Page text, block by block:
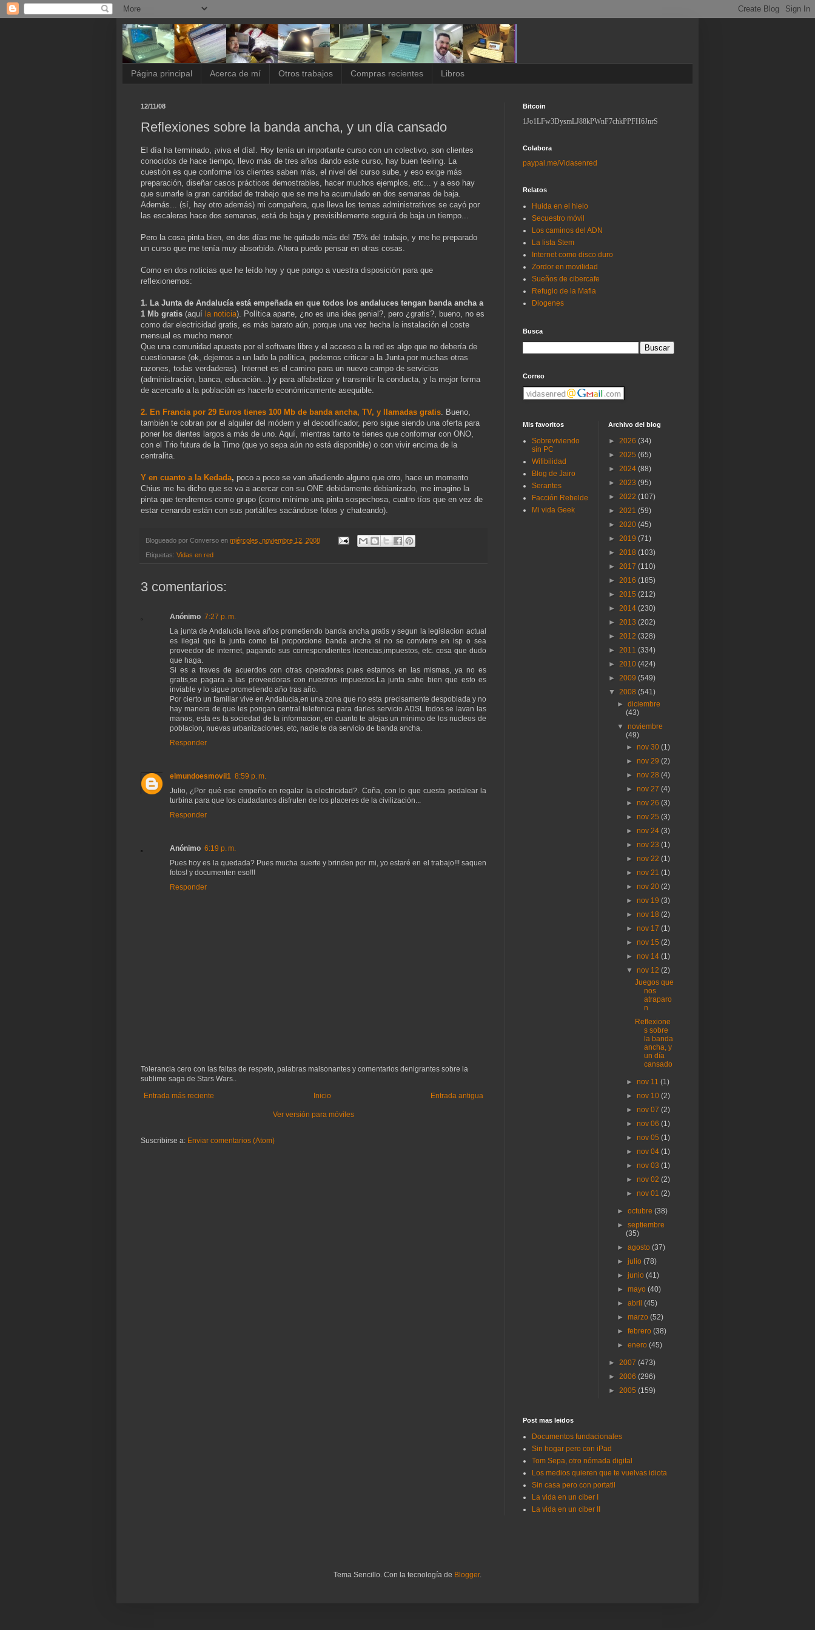
Página principal Acerca de mí Otros trabajos Compras recientes Libros
12/11/08
Reflexiones sobre la banda ancha, y un día cansado
El día ha terminado, ¡viva el día!. Hoy tenía un importante curso con un colectivo, son clientes
conocidos de hace tiempo, llevo más de tres años dando este curso, hay buen feeling. La
cuestión es que conforme los clientes saben más, el nivel del curso sube, y eso exige más
preparación, diseñar casos prácticos demostrables, hacer muchos ejemplos, etc... y a eso hay
que sumarle la gran cantidad de trabajo que se me ha acumulado en dos semanas de baja.
Además... (sí, hay otro además) mi compañera, que lleva los temas administrativos se cayó por
las escaleras hace dos semanas, está de baja y previsiblemente seguirá de baja un tiempo...
Pero la cosa pinta bien, en dos días me he quitado más del 75% del trabajo, y me he preparado
un curso que me tenía muy absorbido. Ahora puedo pensar en otras cosas.
Como en dos noticias que he leído hoy y que pongo a vuestra disposición para que
reflexionemos:
1. La Junta de Andalucía está empeñada en que todos los andaluces tengan banda ancha a
1 Mb gratis (aquí la noticia). Política aparte, ¿no es una idea genial?, pero ¿gratis?, bueno, no es
como dar electricidad gratis, es más barato aún, porque una vez hecha la instalación el coste
mensual es mucho menor.
Que una comunidad apueste por el software libre y el acceso a la red es algo que no debería de
cuestionarse (ok, dejemos a un lado la política, podemos criticar a la Junta por muchas otras
razones, todas verdaderas). Internet es el camino para un nuevo campo de servicios
(administración, banca, educación...) y para alfabetizar y transmitir la conducta, y la mejor forma
de acercarlo a la población es hacerlo económicamente asequible.
2. En Francia por 29 Euros tienes 100 Mb de banda ancha, TV, y llamadas gratis. Bueno,
también te cobran por el alquiler del módem y el decodificador, pero sigue siendo una oferta para
poner los dientes largos a más de uno. Aquí, mientras tanto te tienes que conformar con ONO,
con el Trio futura de la Timo (que yo sepa aún no está disponible) o con vivir encima de la
centralita.
Y en cuanto a la Kedada, poco a poco se van añadiendo alguno que otro, hace un momento
Chius me ha dicho que se va a acercar con su ONE debidamente debianizado, me imagino la
pinta que tendremos como grupo (como mínimo una pinta sospechosa, cuatro tíos que en vez de
estar cenando están con sus portátiles sacándose fotos y chateando).
Blogueado por Converso en miércoles, noviembre 12, 2008
Etiquetas: Vidas en red
3 comentarios:
Anónimo 7:27 p. m.
La junta de Andalucia lleva años prometiendo banda ancha gratis y segun la legislacion actual
es ilegal que la junta como tal proporcione banda ancha si no se convierte en isp o sea
proveedor de internet, pagando sus correspondientes licencias,impuestos, etc. cosa que dudo
que haga.
Si es a traves de acuerdos con otras operadoras pues estamos en las mismas, ya no es
gratis,se pagara a las proveedoras con nuestros impuestos.La junta sabe bien que esto es
inviable y lo sigue prometiendo año tras año.
Por cierto un familiar vive en Andalucia,en una zona que no esta precisamente despoblada y no
hay manera de que les pongan central telefonica para darles servicio ADSL.todos se lavan las
manos, esta es la sociedad de la informacion, en cuanto te alejas un minimo de los nucleos de
poblacion, nuevas urbanizaciones, etc, nadie te da servicio de banda ancha.
Responder
elmundoesmovil1 8:59 p. m.
Julio, ¿Por qué ese empeño en regalar la electricidad?. Coña, con lo que cuesta pedalear la
turbina para que los ciudadanos disfruten de los placeres de la civilización...
Responder
Anónimo 6:19 p. m.
Pues hoy es la quedada? Pues mucha suerte y brinden por mi, yo estaré en el trabajo!!! saquen
fotos! y documenten eso!!!
Responder
Tolerancia cero con las faltas de respeto, palabras malsonantes y comentarios denigrantes sobre la
sublime saga de Stars Wars..
Entrada más reciente
Entrada antigua
Inicio
Ver versión para móviles
Suscribirse a: Enviar comentarios (Atom)
Bitcoin
1Jo1LFw3DysmLJ88kPWnF7chkPPFH6JnrS
Colabora
paypal.me/Vidasenred
Relatos
Huida en el hielo
Secuestro móvil
Los caminos del ADN
La lista Stem
Internet como disco duro
Zordor en movilidad
Sueños de cibercafe
Refugio de la Mafia
Diogenes
Busca
Correo
Mis favoritos
Sobreviviendo
sin PC
Wifibilidad
Blog de Jairo
Serantes
Facción Rebelde
Mi vida Geek
Archivo del blog
► 2026 (34)
► 2025 (65)
► 2024 (88)
► 2023 (95)
► 2022 (107)
► 2021 (59)
► 2020 (45)
► 2019 (71)
► 2018 (103)
► 2017 (110)
► 2016 (185)
► 2015 (212)
► 2014 (230)
► 2013 (202)
► 2012 (328)
► 2011 (334)
► 2010 (424)
► 2009 (549)
▼ 2008 (541)
►diciembre
(43)
▼noviembre
(49)
► nov 30 (1)
► nov 29 (2)
► nov 28 (4)
► nov 27 (4)
► nov 26 (3)
► nov 25 (3)
► nov 24 (3)
► nov 23 (1)
► nov 22 (1)
► nov 21 (1)
► nov 20 (2)
► nov 19 (3)
► nov 18 (2)
► nov 17 (1)
► nov 15 (2)
► nov 14 (1)
▼ nov 12 (2)
Juegos que
nos
atraparo
n
Reflexione
s sobre
la banda
ancha, y
un día
cansado
► nov 11 (1)
► nov 10 (2)
► nov 07 (2)
► nov 06 (1)
► nov 05 (1)
► nov 04 (1)
► nov 03 (1)
► nov 02 (2)
► nov 01 (2)
►octubre(38)
►septiembre
(35)
►agosto(37)
►julio(78)
►junio(41)
►mayo(40)
►abril(45)
►marzo(52)
►febrero(38)
►enero(45)
► 2007 (473)
► 2006 (296)
► 2005 (159)
Post mas lei­dos
Documentos fundacionales
Sin hogar pero con iPad
Tom Sepa, otro nómada digital
Los medios quieren que te vuelvas idiota
Sin casa pero con portatil
La vida en un ciber I
La vida en un ciber II
Tema Sencillo. Con la tecnología de Blogger.